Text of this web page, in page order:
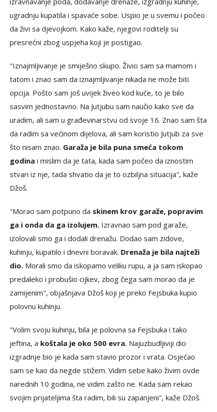
ugradnju kupatila i spavaće sobe. Uspio je u svemu i počeo
da živi sa djevojkom. Kako kaže, njegovi roditelji su
presrećni zbog uspjeha koji je postigao.
"Iznajmljivanje je smiješno skupo. Živio sam sa mamom i
tatom i znao sam da iznajmljivanje nikada ne može biti
opcija. Pošto sam još uvijek živeo kod kuće, to je bilo
sasvim jednostavno. Na Jutjubu sam naučio kako sve da
uradim, ali sam u građevinarstvu od svoje 16. Znao sam šta
da radim sa većinom dijelova, ali sam koristio Jutjub za sve
što nisam znao. Garaža je bila puna smeća tokom
godina i mislim da je tata, kada sam počeo da iznostim
stvari iz nje, tada shvatio da je to ozbiljna situacija", kaže
Džoš.
"Morao sam potpuno da skinem krov garaže, popravim
ga i onda da ga izolujem. Izravnao sam pod garaže,
izolovali smo ga i dodali drenažu. Dodao sam zidove,
kuhinju, kupatilo i dnevni boravak. Drenaža je bila najteži
dio. Morali smo da iskopamo veliku rupu, a ja sam iskopao
predaleko i probušio cijkev, zbog čega sam morao da je
zamijenim", objašnjava Džoš koji je preko Fejsbuka kupio
polovnu kuhinju.
"Volim svoju kuhinju, bila je polovna sa Fejsbuka i tako
jeftina, a koštala je oko 500 evra. Najuzbudljiviji dio
izgradnje bio je kada sam stavio prozor i vrata. Osjećao
sam se kao da negde stižem. Vidim sebe kako živim ovde
narednih 10 godina, ne vidim zašto ne. Kada sam rekao
svojim prijateljima šta radim, bili su zapanjeni", kaže Džoš.